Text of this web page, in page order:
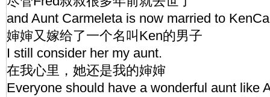
and Aunt Carmeleta is now married to
婶婶又嫁给了一个名叫Ken的男子
I still consider her my aunt.
在我心里，她还是我的婶婶
Everyone should have a wonderful aunt like